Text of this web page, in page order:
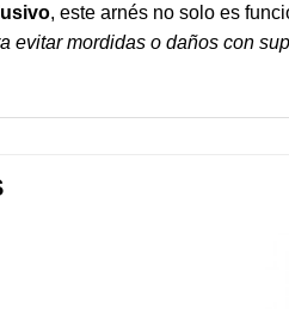
, este arnés no solo es
evitar mordidas o daños con